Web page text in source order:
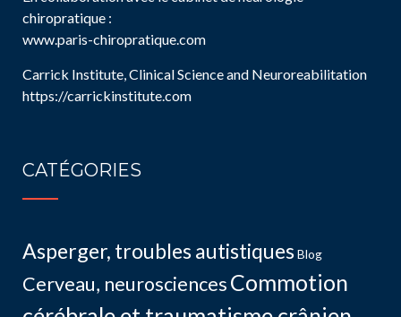
chiropratique :
www.paris-chiropratique.com
Carrick Institute, Clinical Science and Neuroreabilitation
https://carrickinstitute.com
CATÉGORIES
Asperger, troubles autistiquesBlog
Cerveau, neurosciencesCommotion